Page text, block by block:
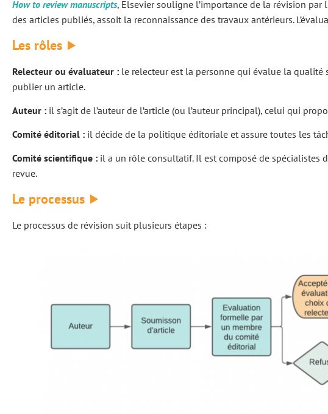
How to review manuscripts, Elsevier souligne l’importance de la révision
des articles publiés, assoit la reconnaissance des travaux antérieurs.
Les rôles
Relecteur ou évaluateur : le relecteur est la personne qui évalue la qualité
publier un article.
Auteur : il s’agit de l’auteur de l’article (ou l’auteur principal), celui qui
Comité éditorial : il décide de la politique éditoriale et assure toutes les
Comité scientifique : il a un rôle consultatif. Il est composé de spécialistes
revue.
Le processus
Le processus de révision suit plusieurs étapes :